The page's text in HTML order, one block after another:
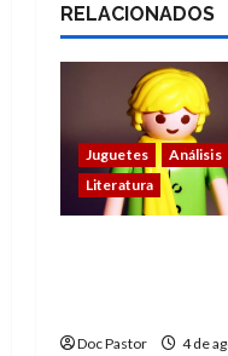
RELACIONADOS
Juguetes
Análisis
Literatura
Doc Pastor
4 de